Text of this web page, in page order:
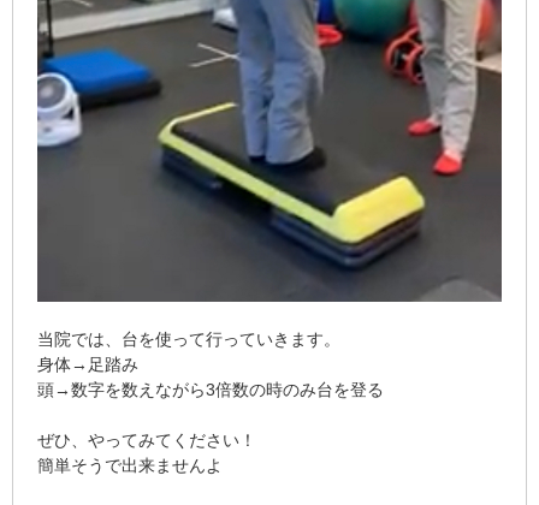
当院では、台を使って行っていきます。
身体→足踏み
頭→数字を数えながら3倍数の時のみ台を登る
ぜひ、やってみてください！
簡単そうで出来ませんよ